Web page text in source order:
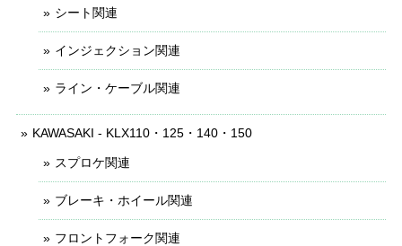
シート関連
インジェクション関連
ライン・ケーブル関連
KAWASAKI - KLX110・125・140・150
スプロケ関連
ブレーキ・ホイール関連
フロントフォーク関連